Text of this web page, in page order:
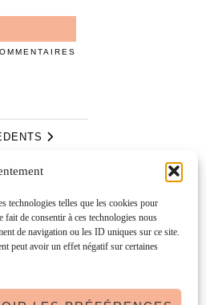
technologies telles que les cookies pour
fait de consentir à ces technologies nous
de navigation ou les ID uniques sur ce site.
peut avoir un effet négatif sur certaines
où je vis
en solo ou à
lifestyle à La
aideront à